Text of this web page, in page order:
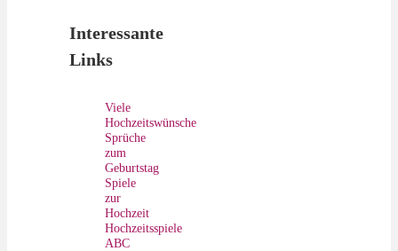
Interessante
Links
Viele
Hochzeitswünsche
Sprüche
zum
Geburtstag
Spiele
zur
Hochzeit
Hochzeitsspiele
ABC